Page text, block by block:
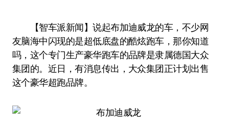
【智车派新闻】说起布加迪威龙的车，不少网
友脑海中闪现的是超低底盘的酷炫跑车，那你知道
吗，这个专门生产豪华跑车的品牌是隶属德国大众
集团的。近日，有消息传出，大众集团正计划出售
这个豪华超跑品牌。